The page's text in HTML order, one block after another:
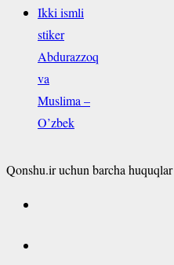
Ikki ismli
stiker
Abdurazzoq
va
Muslima –
O’zbek
Qonshu.ir uchun barcha